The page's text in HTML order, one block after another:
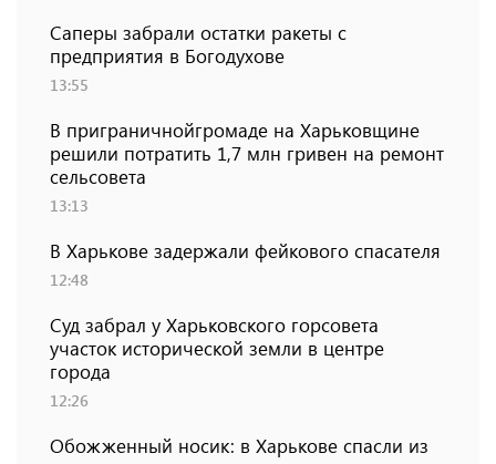
Саперы забрали остатки ракеты с
предприятия в Богодухове
13:55
В приграничнойгромаде на Харьковщине
решили потратить 1,7 млн ​​гривен на ремонт
сельсовета
13:13
В Харькове задержали фейкового спасателя
12:48
Суд забрал у Харьковского горсовета
участок исторической земли в центре
города
12:26
Обожженный носик: в Харькове спасли из